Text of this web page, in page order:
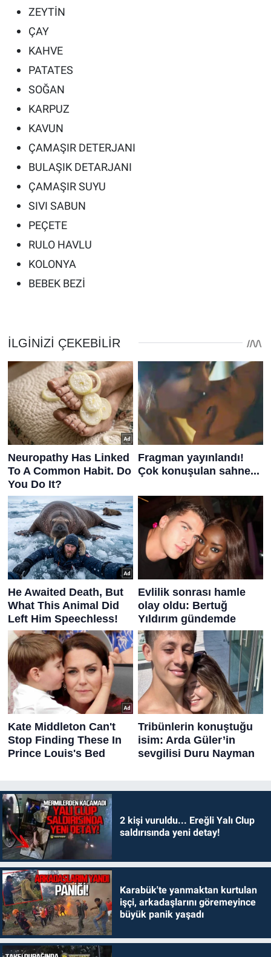
ZEYTİN
ÇAY
KAHVE
PATATES
SOĞAN
KARPUZ
KAVUN
ÇAMAŞIR DETERJANI
BULAŞIK DETARJANI
ÇAMAŞIR SUYU
SIVI SABUN
PEÇETE
RULO HAVLU
KOLONYA
BEBEK BEZİ
2 kişi vuruldu... Ereğli Yalı Clup
saldırısında yeni detay!
Karabük'te yanmaktan kurtulan
işçi, arkadaşlarını göremeyince
büyük panik yaşadı